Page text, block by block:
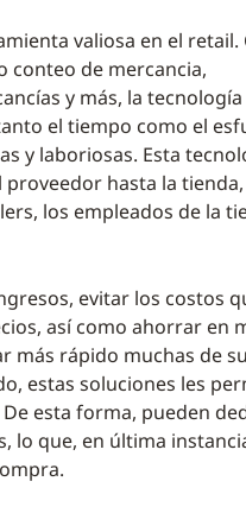
valiosa en el retail.
conteo de mercancia,
y más, la tecnología
el tiempo como el
y laboriosas. Esta
hasta la
los empleados de la
evitar los costos
así como ahorrar en
más rápido muchas de
estas soluciones les
esta forma, pueden
lo que, en última